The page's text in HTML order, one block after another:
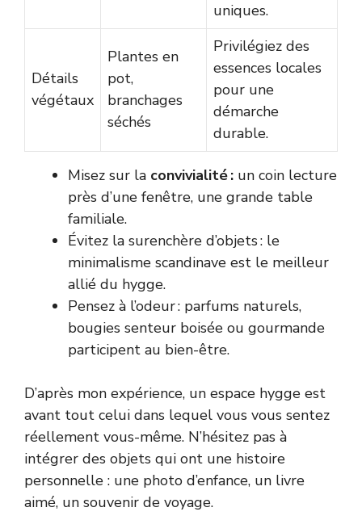
uniques.
Détails
végétaux
Plantes en
pot,
branchages
séchés
Privilégiez des
essences locales
pour une
démarche
durable.
Misez sur la convivialité : un coin lecture
près d’une fenêtre, une grande table
familiale.
Évitez la surenchère d’objets : le
minimalisme scandinave est le meilleur
allié du hygge.
Pensez à l’odeur : parfums naturels,
bougies senteur boisée ou gourmande
participent au bien-être.
D’après mon expérience, un espace hygge est
avant tout celui dans lequel vous vous sentez
réellement vous-même. N’hésitez pas à
intégrer des objets qui ont une histoire
personnelle : une photo d’enfance, un livre
aimé, un souvenir de voyage.